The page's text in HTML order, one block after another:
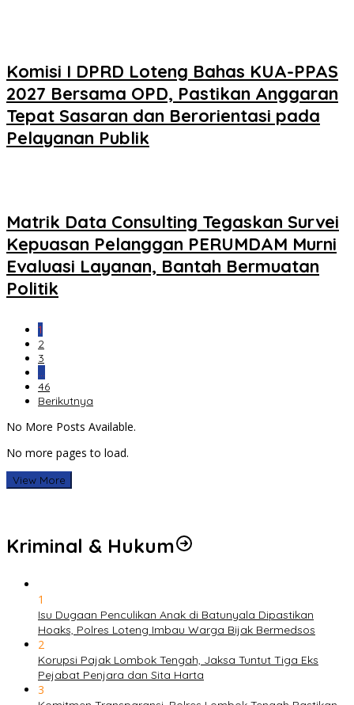
Komisi I DPRD Loteng Bahas KUA-PPAS
2027 Bersama OPD, Pastikan Anggaran
Tepat Sasaran dan Berorientasi pada
Pelayanan Publik
Matrik Data Consulting Tegaskan Survei
Kepuasan Pelanggan PERUMDAM Murni
Evaluasi Layanan, Bantah Bermuatan
Politik
1
2
3
…
46
Berikutnya
No More Posts Available.
No more pages to load.
View More
Kriminal & Hukum
1
Isu Dugaan Penculikan Anak di Batunyala Dipastikan
Hoaks, Polres Loteng Imbau Warga Bijak Bermedsos
2
Korupsi Pajak Lombok Tengah, Jaksa Tuntut Tiga Eks
Pejabat Penjara dan Sita Harta
3